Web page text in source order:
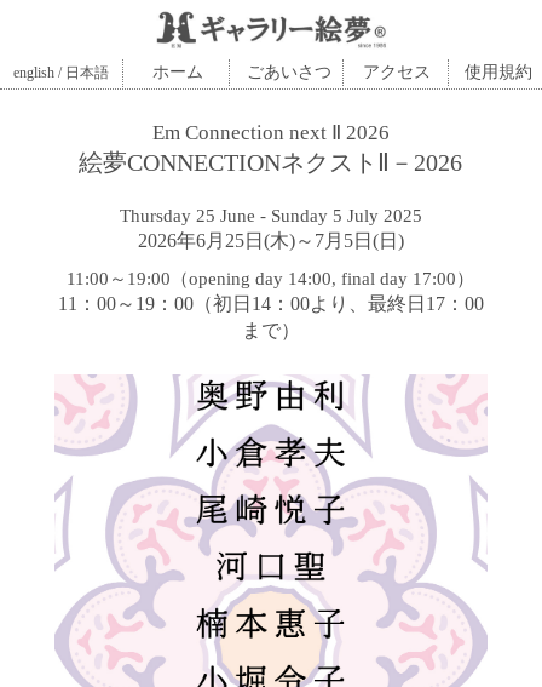
english / 日本語 ホーム ごあいさつ アクセス 使用規約
Em Connection next Ⅱ 2026
絵夢CONNECTIONネクストⅡ－2026
Thursday 25 June - Sunday 5 July 2025
2026年6月25日(木)～7月5日(日)
11:00～19:00（opening day 14:00, final day 17:00）
11：00～19：00（初日14：00より、最終日17：00
まで）